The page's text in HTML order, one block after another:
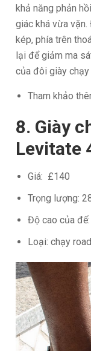
khả năng phản
giác khá vừa
kép, phía trên
lại để giảm ma
của đôi giày chạy
Tham khảo
8. Giày
Levitate
Giá: £140
Trọng lượng:
Độ cao của
Loại: chạy